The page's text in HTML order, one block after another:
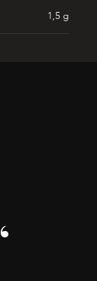
1,5 g